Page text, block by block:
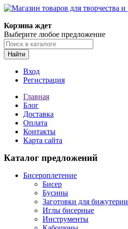
Корзина ждет
Выберите любое предложение
Найти
Вход
Регистрация
Главная
Блог
Доставка
Оплата
Контакты
Карта сайта
Каталог предложений
Бисероплетение
Бисер
Бусины
Заготовки для бижутерии
Иглы бисерные
Инструменты